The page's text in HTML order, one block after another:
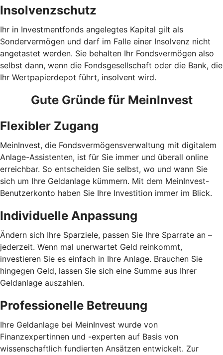
Insolvenzschutz
Ihr in Investmentfonds angelegtes Kapital gilt als
Sondervermögen und darf im Falle einer Insolvenz nicht
angetastet werden. Sie behalten Ihr Fondsvermögen also
selbst dann, wenn die Fondsgesellschaft oder die Bank, die
Ihr Wertpapierdepot führt, insolvent wird.
Gute Gründe für MeinInvest
Flexibler Zugang
MeinInvest, die Fondsvermögensverwaltung mit digitalem
Anlage-Assistenten, ist für Sie immer und überall online
erreichbar. So entscheiden Sie selbst, wo und wann Sie
sich um Ihre Geldanlage kümmern. Mit dem MeinInvest-
Benutzerkonto haben Sie Ihre Investition immer im Blick.
Individuelle Anpassung
Ändern sich Ihre Sparziele, passen Sie Ihre Sparrate an –
jederzeit. Wenn mal unerwartet Geld reinkommt,
investieren Sie es einfach in Ihre Anlage. Brauchen Sie
hingegen Geld, lassen Sie sich eine Summe aus Ihrer
Geldanlage auszahlen.
Professionelle Betreuung
Ihre Geldanlage bei MeinInvest wurde von
Finanzexpertinnen und -experten auf Basis von
wissenschaftlich fundierten Ansätzen entwickelt. Zur